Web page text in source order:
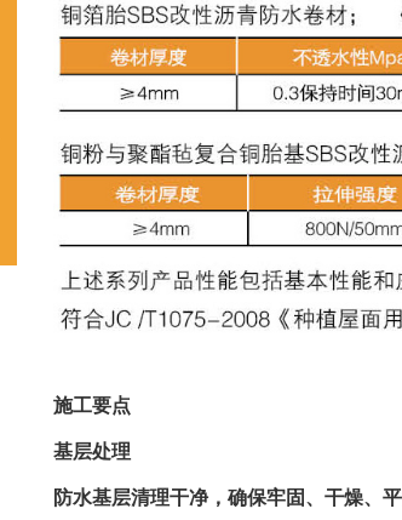
施工要点
基层处理
防水基层清理干净，确保牢固、干燥、平